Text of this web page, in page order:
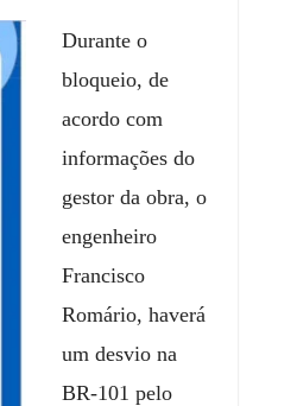
Durante o
bloqueio, de
acordo com
informações do
gestor da obra, o
engenheiro
Francisco
Romário, haverá
um desvio na
BR-101 pelo